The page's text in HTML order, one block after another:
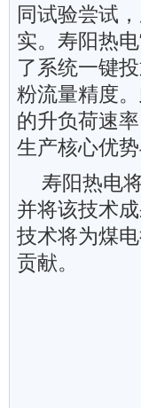
同试验尝试
实。寿阳热
了系统一键
粉流量精度
的升负荷速
生产核心优
寿阳热电
并将该技术
技术将为煤
贡献。